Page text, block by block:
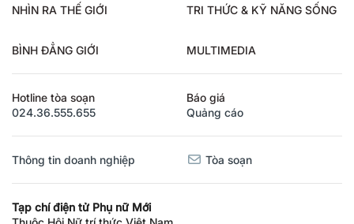
NHÌN RA THẾ GIỚI TRI THỨC & KỸ NĂNG SỐNG
BÌNH ĐẲNG GIỚI MULTIMEDIA
Hotline tòa soạn
024.36.555.655
Báo giá
Quảng cáo
Thông tin doanh nghiệp Tòa soạn
Tạp chí điện tử Phụ nữ Mới
Thuộc Hội Nữ trí thức Việt Nam